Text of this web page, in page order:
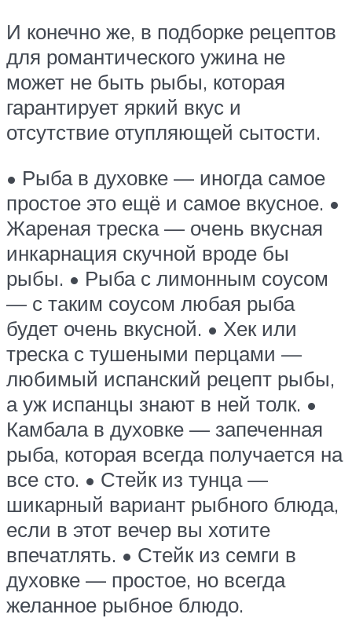
И конечно же, в подборке рецептов
для романтического ужина не
может не быть рыбы, которая
гарантирует яркий вкус и
отсутствие отупляющей сытости.
• Рыба в духовке — иногда самое
простое это ещё и самое вкусное. •
Жареная треска — очень вкусная
инкарнация скучной вроде бы
рыбы. • Рыба с лимонным соусом
— с таким соусом любая рыба
будет очень вкусной. • Хек или
треска с тушеными перцами —
любимый испанский рецепт рыбы,
а уж испанцы знают в ней толк. •
Камбала в духовке — запеченная
рыба, которая всегда получается на
все сто. • Стейк из тунца —
шикарный вариант рыбного блюда,
если в этот вечер вы хотите
впечатлять. • Стейк из семги в
духовке — простое, но всегда
желанное рыбное блюдо.